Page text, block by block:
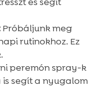
Próbáljunk meg
rutinokhoz. Ez
peremón spray-k
segít a nyugalom